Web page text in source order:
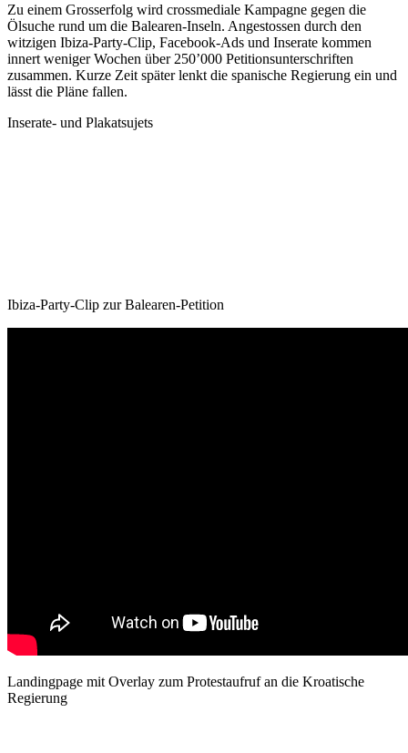
Zu einem Grosserfolg wird crossmediale Kampagne gegen die
Ölsuche rund um die Balearen-Inseln. Angestossen durch den
witzigen Ibiza-Party-Clip, Facebook-Ads und Inserate kommen
innert weniger Wochen über 250’000 Petitionsunterschriften
zusammen. Kurze Zeit später lenkt die spanische Regierung ein und
lässt die Pläne fallen.
Inserate- und Plakatsujets
Ibiza-Party-Clip zur Balearen-Petition
Landingpage mit Overlay zum Protestaufruf an die Kroatische
Regierung